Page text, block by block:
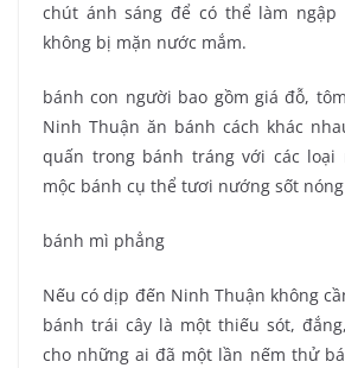
chút ánh sáng để có thể làm ngập
không bị mặn nước mắm.
bánh con người bao gồm giá đỗ,
Ninh Thuận ăn bánh cách khác
quấn trong bánh tráng với các loại
mộc bánh cụ thể tươi nướng sốt
bánh mì phẳng
Nếu có dịp đến Ninh Thuận không
bánh trái cây là một thiếu sót,
cho những ai đã một lần nếm thử